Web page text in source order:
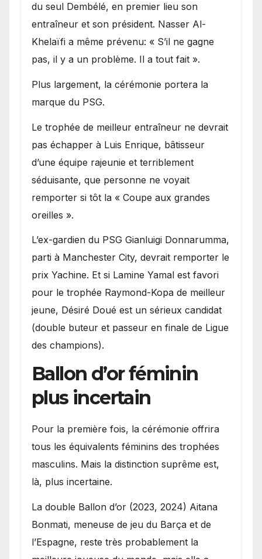
du seul Dembélé, en premier lieu son
entraîneur et son président. Nasser Al-
Khelaïfi a même prévenu: « S’il ne gagne
pas, il y a un problème. Il a tout fait ».
Plus largement, la cérémonie portera la
marque du PSG.
Le trophée de meilleur entraîneur ne devrait
pas échapper à Luis Enrique, bâtisseur
d’une équipe rajeunie et terriblement
séduisante, que personne ne voyait
remporter si tôt la « Coupe aux grandes
oreilles ».
L’ex-gardien du PSG Gianluigi Donnarumma,
parti à Manchester City, devrait remporter le
prix Yachine. Et si Lamine Yamal est favori
pour le trophée Raymond-Kopa de meilleur
jeune, Désiré Doué est un sérieux candidat
(double buteur et passeur en finale de Ligue
des champions).
Ballon d’or féminin
plus incertain
Pour la première fois, la cérémonie offrira
tous les équivalents féminins des trophées
masculins. Mais la distinction suprême est,
là, plus incertaine.
La double Ballon d’or (2023, 2024) Aitana
Bonmati, meneuse de jeu du Barça et de
l’Espagne, reste très probablement la